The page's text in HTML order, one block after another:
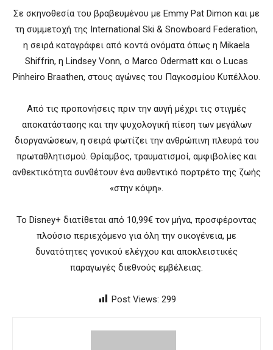
Σε σκηνοθεσία του βραβευμένου με Emmy Pat Dimon και με
τη συμμετοχή της International Ski & Snowboard Federation,
η σειρά καταγράφει από κοντά ονόματα όπως η Mikaela
Shiffrin, η Lindsey Vonn, ο Marco Odermatt και ο Lucas
Pinheiro Braathen, στους αγώνες του Παγκοσμίου Κυπέλλου.
Από τις προπονήσεις πριν την αυγή μέχρι τις στιγμές
αποκατάστασης και την ψυχολογική πίεση των μεγάλων
διοργανώσεων, η σειρά φωτίζει την ανθρώπινη πλευρά του
πρωταθλητισμού. Θρίαμβος, τραυματισμοί, αμφιβολίες και
ανθεκτικότητα συνθέτουν ένα αυθεντικό πορτρέτο της ζωής
«στην κόψη».
Το Disney+ διατίθεται από 10,99€ τον μήνα, προσφέροντας
πλούσιο περιεχόμενο για όλη την οικογένεια, με
δυνατότητες γονικού ελέγχου και αποκλειστικές
παραγωγές διεθνούς εμβέλειας.
Post Views: 299